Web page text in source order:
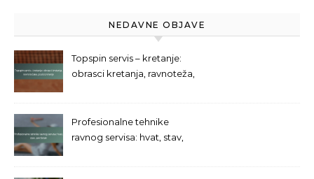
NEDAVNE OBJAVE
Topspin servis – kretanje:
obrasci kretanja, ravnoteža,
Profesionalne tehnike
ravnog servisa: hvat, stav,